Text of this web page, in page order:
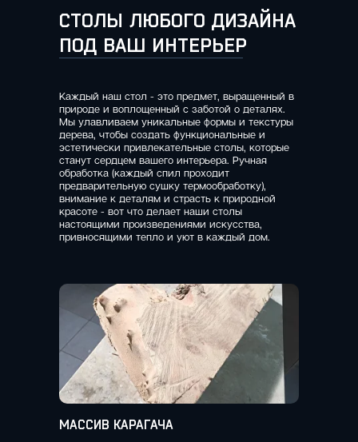
СТОЛЫ ЛЮБОГО ДИЗАЙНА
ПОД ВАШ ИНТЕРЬЕР
МАССИВ КАРАГАЧА
Каждый наш стол - это предмет, выращенный в
природе и воплощенный с заботой о деталях.
Мы улавливаем уникальные формы и текстуры
дерева, чтобы создать функциональные и
эстетически привлекательные столы, которые
станут сердцем вашего интерьера. Ручная
обработка (каждый спил проходит
предварительную сушку термообработку),
внимание к деталям и страсть к природной
красоте - вот что делает наши столы
настоящими произведениями искусства,
привносящими тепло и уют в каждый дом.